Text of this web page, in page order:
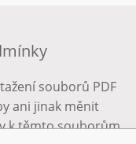
souborů PDF
ani jinak měnit
k těmto souborům.